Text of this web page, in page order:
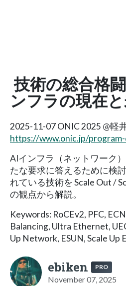
技術の総合格
ンフラの現在と
2025-11-07 ONIC 2025 @軽
https://www.onic.jp/
AIインフラ（ネットワーク
たな要求に答えるために検
れている技術を Scale Out /
の観点から解説。
Keywords: RoCEv2, PFC,
Balancing, Ultra Ethernet,
Up Network, ESUN, Scale Up
ebiken PRO
November 07, 2025